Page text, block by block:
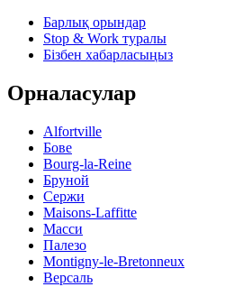
Барлық орындар
Stop & Work туралы
Бізбен хабарласыңыз
Орналасулар
Alfortville
Бове
Bourg-la-Reine
Бруной
Сержи
Maisons-Laffitte
Масси
Палезо
Montigny-le-Bretonneux
Версаль